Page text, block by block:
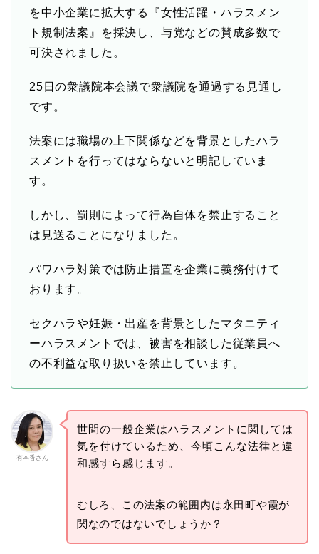
を中小企業に拡大する『女性活躍・ハラスメン
ト規制法案』を採決し、与党などの賛成多数で
可決されました。
25日の衆議院本会議で衆議院を通過する見通し
です。
法案には職場の上下関係などを背景としたハラ
スメントを行ってはならないと明記していま
す。
しかし、罰則によって行為自体を禁止すること
は見送ることになりました。
パワハラ対策では防止措置を企業に義務付けて
おります。
セクハラや妊娠・出産を背景としたマタニティ
ーハラスメントでは、被害を相談した従業員へ
の不利益な取り扱いを禁止しています。
有本香さん
世間の一般企業はハラスメントに関しては
気を付けているため、今頃こんな法律と違
和感すら感じます。
むしろ、この法案の範囲内は永田町や霞が
関なのではないでしょうか？